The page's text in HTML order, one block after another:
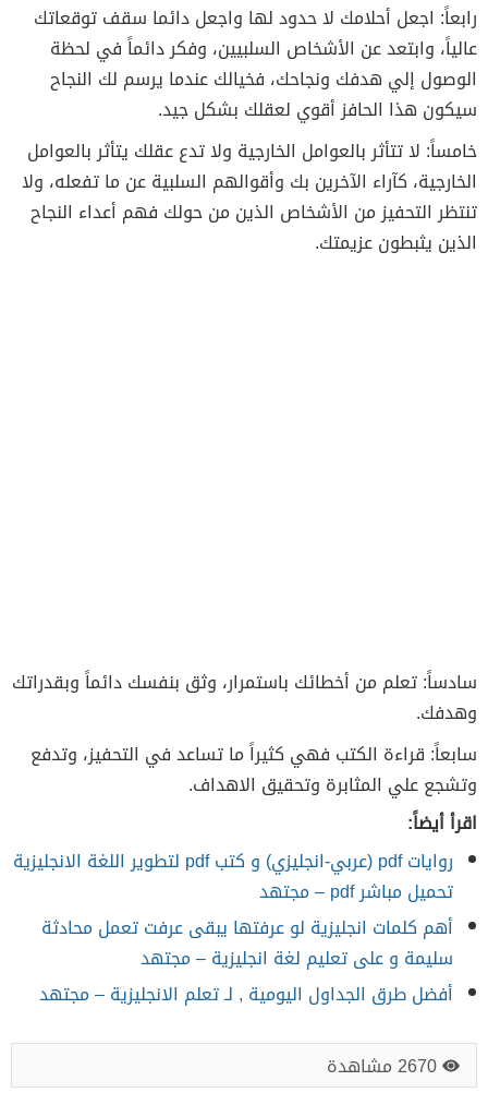
رابعاً: اجعل أحلامك لا حدود لها واجعل دائما سقف توقعاتك
عالياً، وابتعد عن الأشخاص السلبيين، وفكر دائماً في لحظة
الوصول إلي هدفك ونجاحك، فخيالك عندما يرسم لك النجاح
سيكون هذا الحافز أقوي لعقلك بشكل جيد.
خامساً: لا تتأثر بالعوامل الخارجية ولا تدع عقلك يتأثر بالعوامل
الخارجية، كآراء الآخرين بك وأقوالهم السلبية عن ما تفعله، ولا
تنتظر التحفيز من الأشخاص الذين من حولك فهم أعداء النجاح
الذين يثبطون عزيمتك.
سادساً: تعلم من أخطائك باستمرار، وثق بنفسك دائماً وبقدراتك
وهدفك.
سابعاً: قراءة الكتب فهي كثيراً ما تساعد في التحفيز، وتدفع
وتشجع علي المثابرة وتحقيق الاهداف.
اقرأ أيضاً:
روايات pdf (عربي-انجليزي) و كتب pdf لتطوير اللغة الانجليزية
تحميل مباشر pdf – مجتهد
أهم كلمات انجليزية لو عرفتها يبقى عرفت تعمل محادثة
سليمة و على تعليم لغة انجليزية – مجتهد
أفضل طرق الجداول اليومية , لـ تعلم الانجليزية – مجتهد
2670 مشاهدة